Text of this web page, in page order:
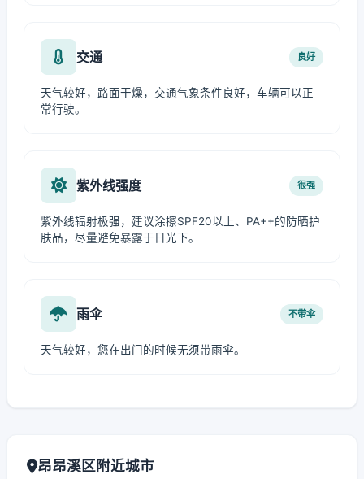
交通 良好
天气较好，路面干燥，交通气象条件良好，车辆可以正
常行驶。
紫外线强度 很强
紫外线辐射极强，建议涂擦SPF20以上、PA++的防晒护
肤品，尽量避免暴露于日光下。
雨伞 不带伞
天气较好，您在出门的时候无须带雨伞。
昂昂溪区附近城市